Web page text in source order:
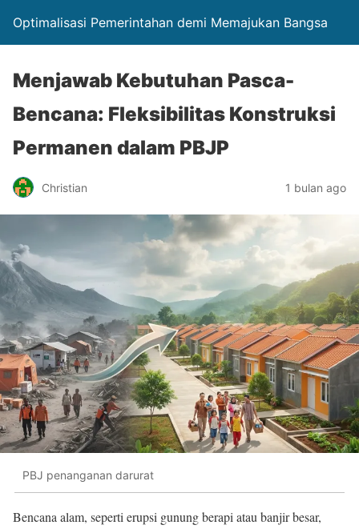
Optimalisasi Pemerintahan demi Memajukan Bangsa
Menjawab Kebutuhan Pasca-
Bencana: Fleksibilitas Konstruksi
Permanen dalam PBJP
Christian 1 bulan ago
PBJ penanganan darurat
Bencana alam, seperti erupsi gunung berapi atau banjir besar,